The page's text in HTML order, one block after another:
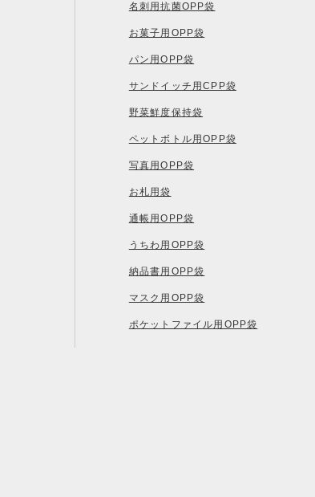
名刺用抗菌OPP袋
お菓子用OPP袋
パン用OPP袋
サンドイッチ用CPP袋
野菜鮮度保持袋
ペットボトル用OPP袋
写真用OPP袋
お札用袋
通帳用OPP袋
うちわ用OPP袋
納品書用OPP袋
マスク用OPP袋
ポケットファイル用OPP袋